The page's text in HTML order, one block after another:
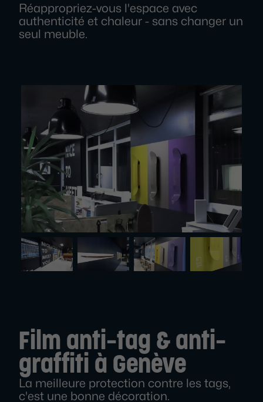
Réappropriez-vous l'espace avec
authenticité et chaleur - sans changer un
seul meuble.
Film anti-tag & anti-
graffiti à Genève
La meilleure protection contre les tags,
c'est une bonne décoration.